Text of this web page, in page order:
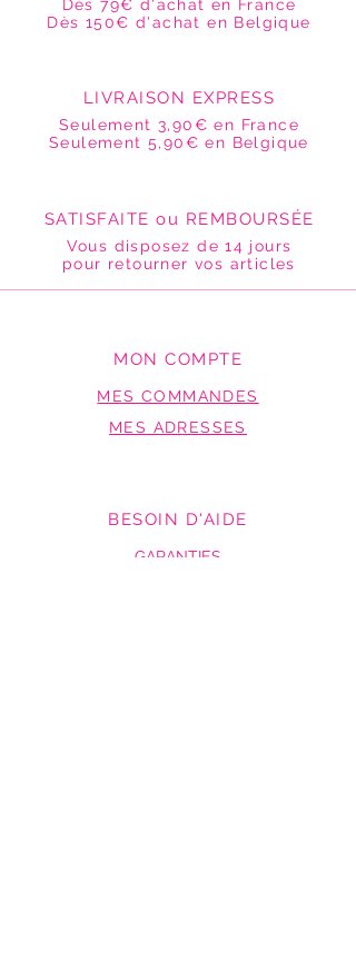
Dès 79€ d'achat en France
Dès 150€ d'achat en Belgique
LIVRAISON EXPRESS
Seulement 3,90€ en France
Seulement 5,90€ en Belgique
SATISFAITE ou REMBOURSÉE
Vous disposez de 14 jours
pour retourner vos articles
MON COMPTE
MES COMMANDES
MES ADRESSES
BESOIN D'AIDE
GARANTIES